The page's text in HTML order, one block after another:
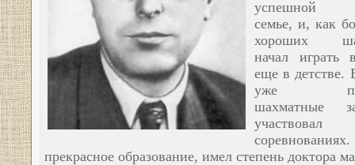
успешной
семье, и, как
хороших
начал играть
еще в детстве.
уже
шахматные
прекрасное образование, имел степень доктора